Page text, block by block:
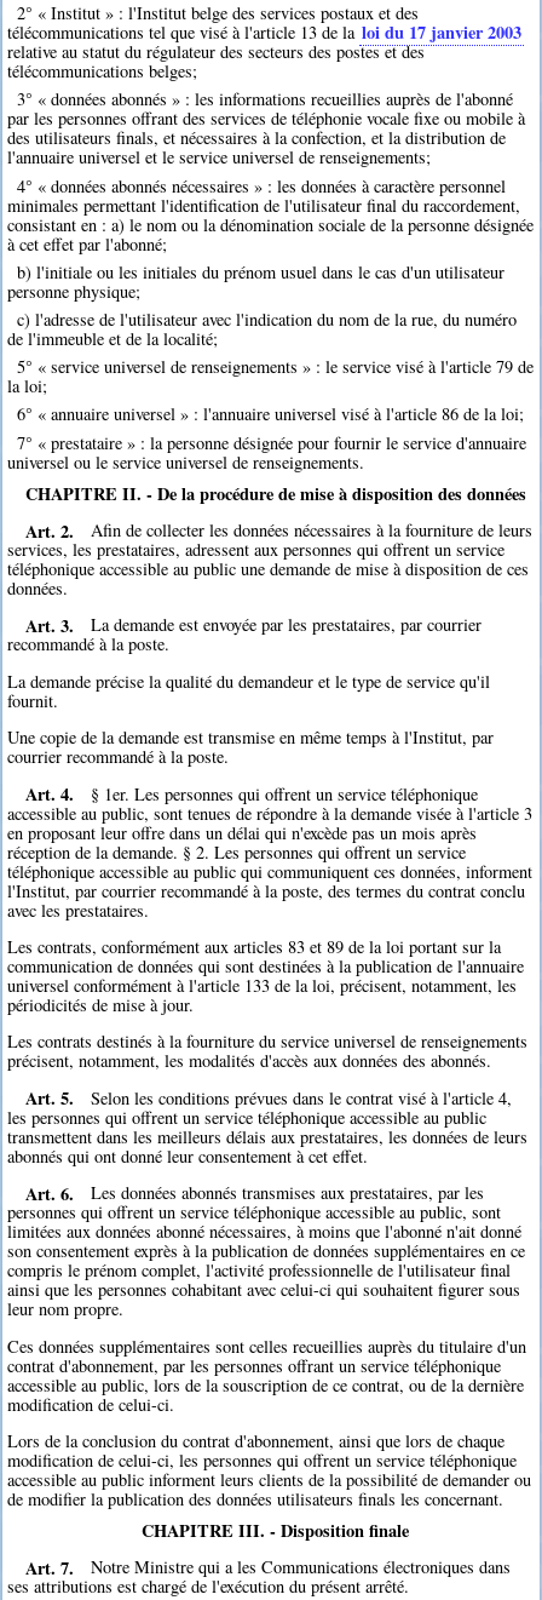
2° « Institut » : l'Institut belge des services postaux et des
télécommunications tel que visé à l'article 13 de la loi du 17 janvier 2003
relative au statut du régulateur des secteurs des postes et des
télécommunications belges;
3° « données abonnés » : les informations recueillies auprès de l'abonné
par les personnes offrant des services de téléphonie vocale fixe ou mobile à
des utilisateurs finals, et nécessaires à la confection, et la distribution de
l'annuaire universel et le service universel de renseignements;
4° « données abonnés nécessaires » : les données à caractère personnel
minimales permettant l'identification de l'utilisateur final du raccordement,
consistant en : a) le nom ou la dénomination sociale de la personne désignée
à cet effet par l'abonné;
b) l'initiale ou les initiales du prénom usuel dans le cas d'un utilisateur
personne physique;
c) l'adresse de l'utilisateur avec l'indication du nom de la rue, du numéro
de l'immeuble et de la localité;
5° « service universel de renseignements » : le service visé à l'article 79 de
la loi;
6° « annuaire universel » : l'annuaire universel visé à l'article 86 de la loi;
7° « prestataire » : la personne désignée pour fournir le service d'annuaire
universel ou le service universel de renseignements.
CHAPITRE II. - De la procédure de mise à disposition des données
Art. 2.
Afin de collecter les données nécessaires à la fourniture de leurs
services, les prestataires, adressent aux personnes qui offrent un service
téléphonique accessible au public une demande de mise à disposition de ces
données.
Art. 3.
La demande est envoyée par les prestataires, par courrier
recommandé à la poste.
La demande précise la qualité du demandeur et le type de service qu'il
fournit.
Une copie de la demande est transmise en même temps à l'Institut, par
courrier recommandé à la poste.
Art. 4.
§ 1er. Les personnes qui offrent un service téléphonique
accessible au public, sont tenues de répondre à la demande visée à l'article 3
en proposant leur offre dans un délai qui n'excède pas un mois après
réception de la demande. § 2. Les personnes qui offrent un service
téléphonique accessible au public qui communiquent ces données, informent
l'Institut, par courrier recommandé à la poste, des termes du contrat conclu
avec les prestataires.
Les contrats, conformément aux articles 83 et 89 de la loi portant sur la
communication de données qui sont destinées à la publication de l'annuaire
universel conformément à l'article 133 de la loi, précisent, notamment, les
périodicités de mise à jour.
Les contrats destinés à la fourniture du service universel de renseignements
précisent, notamment, les modalités d'accès aux données des abonnés.
Art. 5.
Selon les conditions prévues dans le contrat visé à l'article 4,
les personnes qui offrent un service téléphonique accessible au public
transmettent dans les meilleurs délais aux prestataires, les données de leurs
abonnés qui ont donné leur consentement à cet effet.
Art. 6.
Les données abonnés transmises aux prestataires, par les
personnes qui offrent un service téléphonique accessible au public, sont
limitées aux données abonné nécessaires, à moins que l'abonné n'ait donné
son consentement exprès à la publication de données supplémentaires en ce
compris le prénom complet, l'activité professionnelle de l'utilisateur final
ainsi que les personnes cohabitant avec celui-ci qui souhaitent figurer sous
leur nom propre.
Ces données supplémentaires sont celles recueillies auprès du titulaire d'un
contrat d'abonnement, par les personnes offrant un service téléphonique
accessible au public, lors de la souscription de ce contrat, ou de la dernière
modification de celui-ci.
Lors de la conclusion du contrat d'abonnement, ainsi que lors de chaque
modification de celui-ci, les personnes qui offrent un service téléphonique
accessible au public informent leurs clients de la possibilité de demander ou
de modifier la publication des données utilisateurs finals les concernant.
CHAPITRE III. - Disposition finale
Art. 7.
Notre Ministre qui a les Communications électroniques dans
ses attributions est chargé de l'exécution du présent arrêté.